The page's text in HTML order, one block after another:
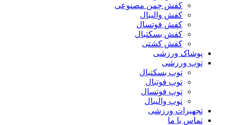
کفش چمن مصنوعی
کفش والیبال
کفش فوتسال
کفش بسکتبال
کفش کشتی
پوشاک ورزشی
توپ ورزشی
توپ بسکتبال
توپ فوتبال
توپ فوتسال
توپ والیبال
تجهیزات ورزشی
تماس با ما